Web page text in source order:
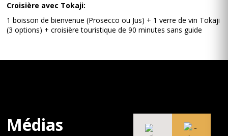
Croisière avec Tokaji:
1 boisson de bienvenue (Prosecco ou Jus) + 1 verre de vin Tokaji
(3 options) + croisière touristique de 90 minutes sans guide
Médias